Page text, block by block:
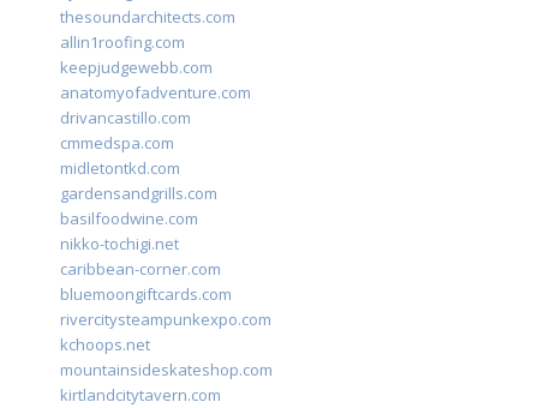
thesoundarchitects.com
allin1roofing.com
keepjudgewebb.com
anatomyofadventure.com
drivancastillo.com
cmmedspa.com
midletontkd.com
gardensandgrills.com
basilfoodwine.com
nikko-tochigi.net
caribbean-corner.com
bluemoongiftcards.com
rivercitysteampunkexpo.com
kchoops.net
mountainsideskateshop.com
kirtlandcitytavern.com